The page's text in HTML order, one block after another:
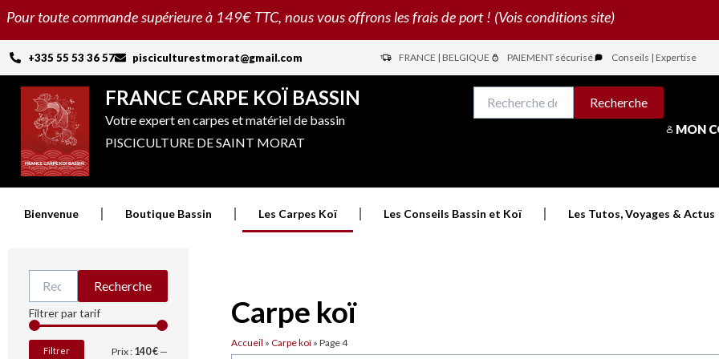
Aller
contenu
Pour toute commande supérieure à 149€ TTC, nous vous offrons les frais de port ! (Vois conditions site)
+335 55 53 36 57 pisciculturestmorat@gmail.com FRANCE | BELGIQUE PAIEMENT sécurisé Conseils | Expertise
FRANCE CARPE KOÏ BASSIN
Votre expert en carpes et matériel de bassin
PISCICULTURE DE SAINT MORAT
pour :
Recherche
MON
Bienvenue Boutique Bassin Les Carpes Koï Les Conseils Bassin et Koï Les Tutos, Voyages & Actus
pour :
Recherche
Filtrer par tarif
min
max
Filtrer Prix : 140 €—
Carpe koï
Accueil »Carpe koï»Page 4